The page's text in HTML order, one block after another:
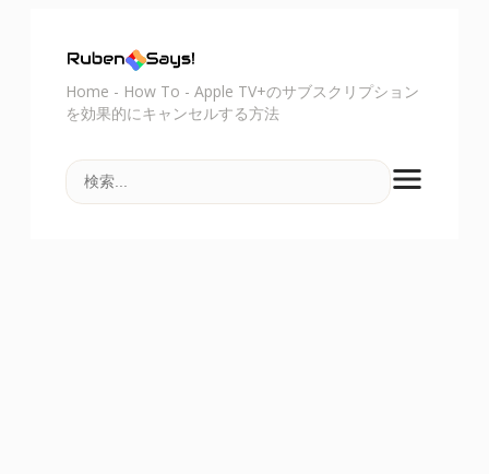
Home - How To - Apple TV+のサブスクリプション
を効果的にキャンセルする方法